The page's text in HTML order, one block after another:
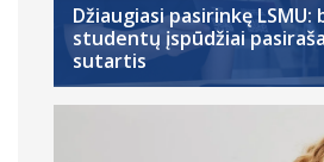
Džiaugiasi pasirinkę LSMU:
studentų įspūdžiai
sutartis